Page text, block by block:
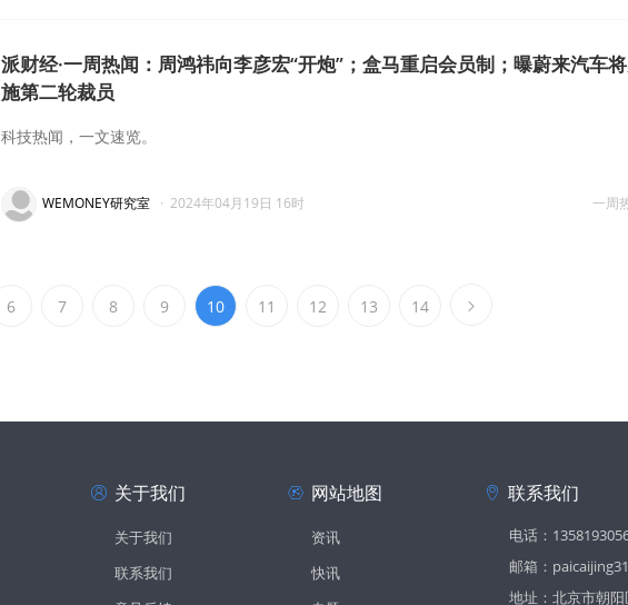
派财经·一周热闻：周鸿祎向李彦宏“开炮”；盒马重启会员制；曝蔚来汽车
施第二轮裁员
科技热闻，一文速览。
一周
WEMONEY研究室 · 2024年04月19日 16时
6 7 8 9 10 11 12 13 14
关于我们
关于我们
联系我们
网站地图
资讯
快讯
联系我们
电话：
邮箱：
地址：北京市朝